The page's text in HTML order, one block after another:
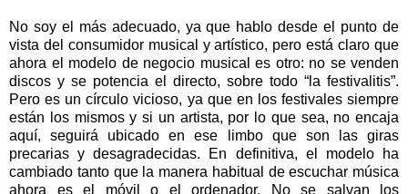
No soy el más adecuado, ya que hablo desde el punto de
vista del consumidor musical y artístico, pero está claro que
ahora el modelo de negocio musical es otro: no se venden
discos y se potencia el directo, sobre todo “la festivalitis”.
Pero es un círculo vicioso, ya que en los festivales siempre
están los mismos y si un artista, por lo que sea, no encaja
aquí, seguirá ubicado en ese limbo que son las giras
precarias y desagradecidas. En definitiva, el modelo ha
cambiado tanto que la manera habitual de escuchar música
ahora es el móvil o el ordenador. No se salvan los